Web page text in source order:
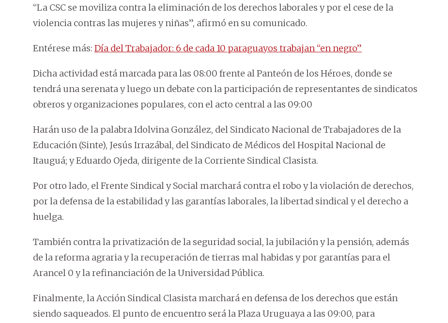
“La CSC se moviliza contra la eliminación de los derechos laborales y por el cese de la
violencia contras las mujeres y niñas”, afirmó en su comunicado.
Entérese más: Día del Trabajador: 6 de cada 10 paraguayos trabajan “en negro”
Dicha actividad está marcada para las 08:00 frente al Panteón de los Héroes, donde se
tendrá una serenata y luego un debate con la participación de representantes de sindicatos
obreros y organizaciones populares, con el acto central a las 09:00
Harán uso de la palabra Idolvina González, del Sindicato Nacional de Trabajadores de la
Educación (Sinte), Jesús Irrazábal, del Sindicato de Médicos del Hospital Nacional de
Itauguá; y Eduardo Ojeda, dirigente de la Corriente Sindical Clasista.
Por otro lado, el Frente Sindical y Social marchará contra el robo y la violación de derechos,
por la defensa de la estabilidad y las garantías laborales, la libertad sindical y el derecho a
huelga.
También contra la privatización de la seguridad social, la jubilación y la pensión, además
de la reforma agraria y la recuperación de tierras mal habidas y por garantías para el
Arancel 0 y la refinanciación de la Universidad Pública.
Finalmente, la Acción Sindical Clasista marchará en defensa de los derechos que están
siendo saqueados. El punto de encuentro será la Plaza Uruguaya a las 09:00, para